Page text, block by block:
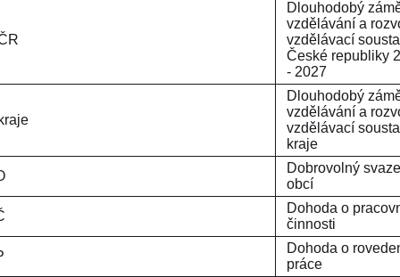
ČR
Dlouhodobý
vzdělávání a
vzdělávací
České republiky
- 2027
kraje
Dlouhodobý
vzdělávání a
vzdělávací
kraje
Dobrovolný
obcí
Dohoda o
činnosti
Dohoda o
práce